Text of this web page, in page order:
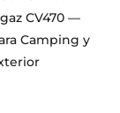
CV470 —
Camping y